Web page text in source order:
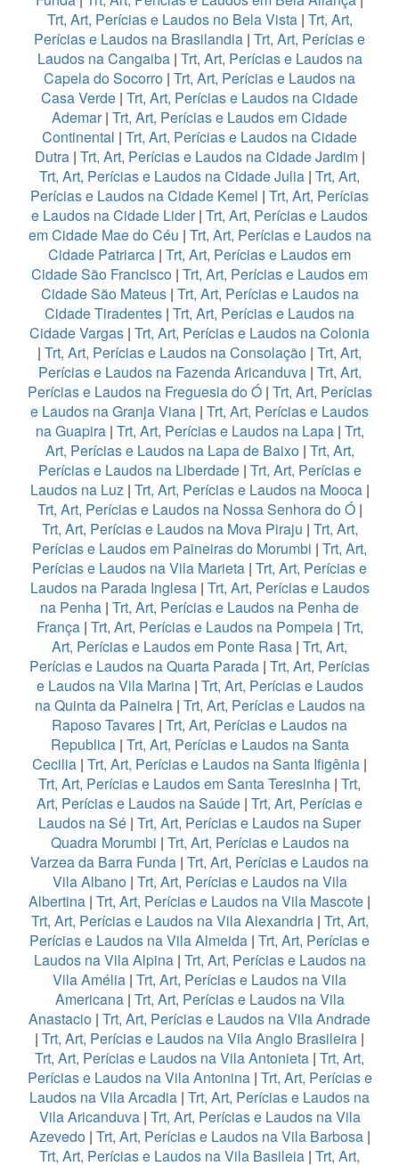
Trt, Art, Perícias e Laudos no Bela Vista| Trt, Art,
Perícias e Laudos na Brasilandia | Trt, Art, Perícias e
Laudos na Cangaiba| Trt, Art, Perícias e Laudos na
Capela do Socorro | Trt, Art, Perícias e Laudos na
Casa Verde | Trt, Art, Perícias e Laudos na Cidade
Ademar| Trt, Art, Perícias e Laudos em Cidade
Continental | Trt, Art, Perícias e Laudos na Cidade
Dutra | Trt, Art, Perícias e Laudos na Cidade Jardim|
Trt, Art, Perícias e Laudos na Cidade Julia | Trt, Art,
Perícias e Laudos na Cidade Kemel | Trt, Art, Perícias
e Laudos na Cidade Lider| Trt, Art, Perícias e Laudos
em Cidade Mae do Céu | Trt, Art, Perícias e Laudos na
Cidade Patriarca | Trt, Art, Perícias e Laudos em
Cidade São Francisco | Trt, Art, Perícias e Laudos em
Cidade São Mateus| Trt, Art, Perícias e Laudos na
Cidade Tiradentes | Trt, Art, Perícias e Laudos na
Cidade Vargas | Trt, Art, Perícias e Laudos na Colonia
| Trt, Art, Perícias e Laudos na Consolação | Trt, Art,
Perícias e Laudos na Fazenda Aricanduva| Trt, Art,
Perícias e Laudos na Freguesia do Ó| Trt, Art, Perícias
e Laudos na Granja Viana | Trt, Art, Perícias e Laudos
na Guapira| Trt, Art, Perícias e Laudos na Lapa| Trt,
Art, Perícias e Laudos na Lapa de Baixo | Trt, Art,
Perícias e Laudos na Liberdade | Trt, Art, Perícias e
Laudos na Luz| Trt, Art, Perícias e Laudos na Mooca|
Trt, Art, Perícias e Laudos na Nossa Senhora do Ó|
Trt, Art, Perícias e Laudos na Mova Piraju | Trt, Art,
Perícias e Laudos em Paineiras do Morumbi | Trt, Art,
Perícias e Laudos na Vila Marieta | Trt, Art, Perícias e
Laudos na Parada Inglesa | Trt, Art, Perícias e Laudos
na Penha | Trt, Art, Perícias e Laudos na Penha de
França | Trt, Art, Perícias e Laudos na Pompeia| Trt,
Art, Perícias e Laudos em Ponte Rasa | Trt, Art,
Perícias e Laudos na Quarta Parada | Trt, Art, Perícias
e Laudos na Vila Marina| Trt, Art, Perícias e Laudos
na Quinta da Paineira| Trt, Art, Perícias e Laudos na
Raposo Tavares | Trt, Art, Perícias e Laudos na
Republica| Trt, Art, Perícias e Laudos na Santa
Cecilia | Trt, Art, Perícias e Laudos na Santa Ifigênia |
Trt, Art, Perícias e Laudos em Santa Teresinha | Trt,
Art, Perícias e Laudos na Saúde | Trt, Art, Perícias e
Laudos na Sé | Trt, Art, Perícias e Laudos na Super
Quadra Morumbi | Trt, Art, Perícias e Laudos na
Varzea da Barra Funda | Trt, Art, Perícias e Laudos na
Vila Albano| Trt, Art, Perícias e Laudos na Vila
Albertina | Trt, Art, Perícias e Laudos na Vila Mascote |
Trt, Art, Perícias e Laudos na Vila Alexandria| Trt, Art,
Perícias e Laudos na Vila Almeida | Trt, Art, Perícias e
Laudos na Vila Alpina | Trt, Art, Perícias e Laudos na
Vila Amélia | Trt, Art, Perícias e Laudos na Vila
Americana| Trt, Art, Perícias e Laudos na Vila
Anastacio | Trt, Art, Perícias e Laudos na Vila Andrade
| Trt, Art, Perícias e Laudos na Vila Anglo Brasileira |
Trt, Art, Perícias e Laudos na Vila Antonieta | Trt, Art,
Perícias e Laudos na Vila Antonina| Trt, Art, Perícias e
Laudos na Vila Arcadia | Trt, Art, Perícias e Laudos na
Vila Aricanduva| Trt, Art, Perícias e Laudos na Vila
Azevedo| Trt, Art, Perícias e Laudos na Vila Barbosa|
Trt, Art, Perícias e Laudos na Vila Basileia | Trt, Art,